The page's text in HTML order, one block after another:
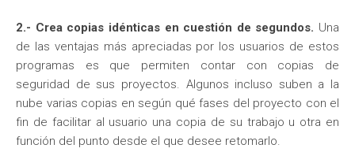
2.- Crea copias idénticas en cuestión de segundos. Una
de las ventajas más apreciadas por los usuarios de estos
programas es que permiten contar con copias de
seguridad de sus proyectos. Algunos incluso suben a la
nube varias copias en según qué fases del proyecto con el
fin de facilitar al usuario una copia de su trabajo u otra en
función del punto desde el que desee retomarlo.